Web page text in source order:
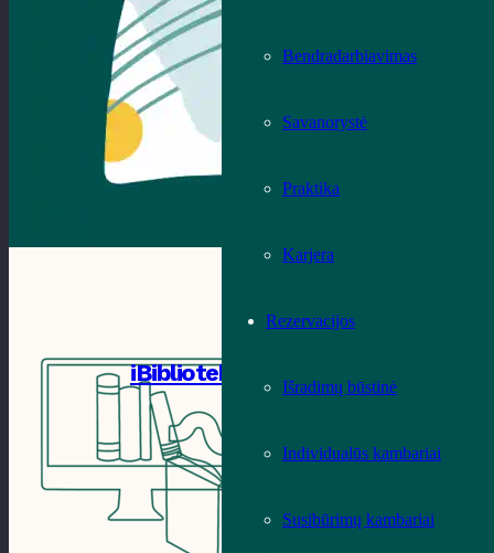
Bendradarbiavimas
Savanorystė
Praktika
Karjera
Rezervacijos
Išradimų būstinė
Individualūs kambariai
Susibūrimų kambariai
iBiblioteka